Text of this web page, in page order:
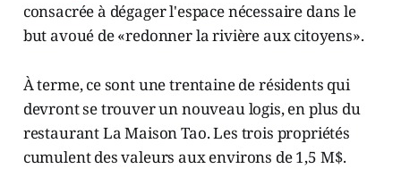
consacrée à dégager l'espace nécessaire dans le
but avoué de «redonner la rivière aux citoyens».
À terme, ce sont une trentaine de résidents qui
devront se trouver un nouveau logis, en plus du
restaurant La Maison Tao. Les trois propriétés
cumulent des valeurs aux environs de 1,5 M$.